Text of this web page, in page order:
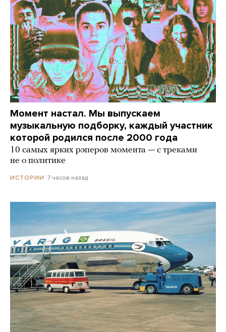
Момент настал. Мы выпускаем
музыкальную подборку, каждый участник
которой родился после 2000 года
10 самых ярких рэперов момента — с треками
не о политике
ИСТОРИИ 7 часов назад